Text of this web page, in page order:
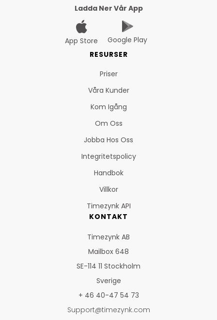
Ladda Ner Vår App
App Store
Google Play
RESURSER
Priser
Våra Kunder
Kom Igång
Om Oss
Jobba Hos Oss
Integritetspolicy
Handbok
Villkor
Timezynk API
KONTAKT
Timezynk AB
Mailbox 648
SE-114 11 Stockholm
Sverige
+ 46 40-47 54 73
Support@timezynk.com